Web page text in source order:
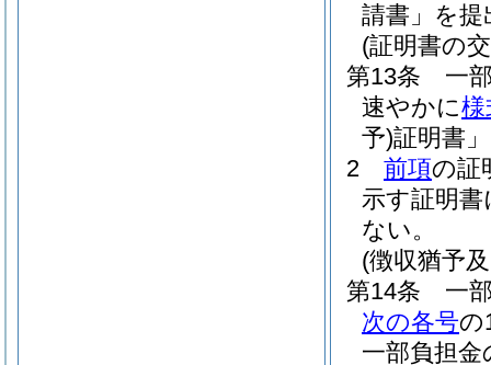
請書」を
(証明書の
第13条
一
速やかに様
予)証明書
2
前項の証
示す証明
ない。
(徴収猶予
第14条
一
次の各号の
一部負担